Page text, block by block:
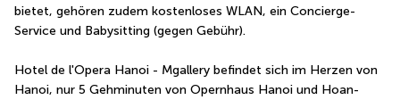
bietet, gehören zudem kostenloses WLAN, ein Concierge-
Service und Babysitting (gegen Gebühr).
Hotel de l'Opera Hanoi - Mgallery befindet sich im Herzen von
Hanoi, nur 5 Gehminuten von Opernhaus Hanoi und Hoan-